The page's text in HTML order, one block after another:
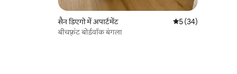
सैन डिएगो में अपार्टमेंट औसत रेटिंग 5 में से 5,
5 (34)
बीचफ़्रंट बोर्डवॉक बंगला